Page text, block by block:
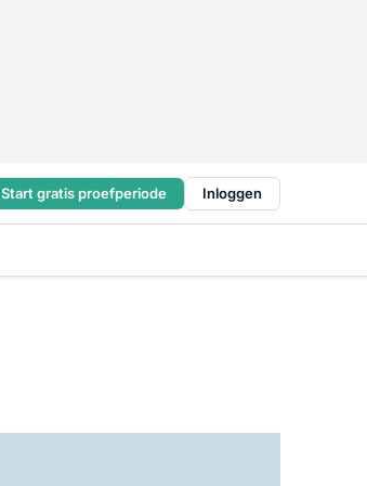
Start gratis proefperiode Inloggen